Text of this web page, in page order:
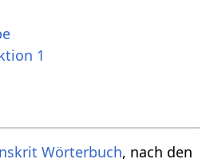
1
Wörterbuch, nach den